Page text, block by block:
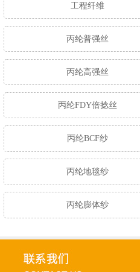
工程纤维
丙纶普强丝
丙纶高强丝
丙纶FDY倍捻丝
丙纶BCF纱
丙纶地毯纱
丙纶膨体纱